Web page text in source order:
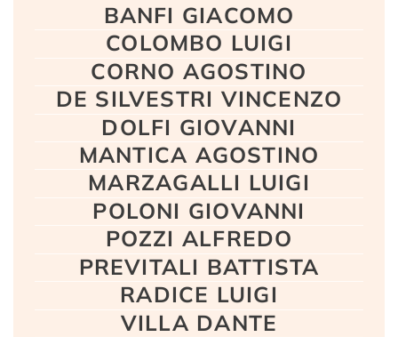
BANFI GIACOMO
COLOMBO LUIGI
CORNO AGOSTINO
DE SILVESTRI VINCENZO
DOLFI GIOVANNI
MANTICA AGOSTINO
MARZAGALLI LUIGI
POLONI GIOVANNI
POZZI ALFREDO
PREVITALI BATTISTA
RADICE LUIGI
VILLA DANTE